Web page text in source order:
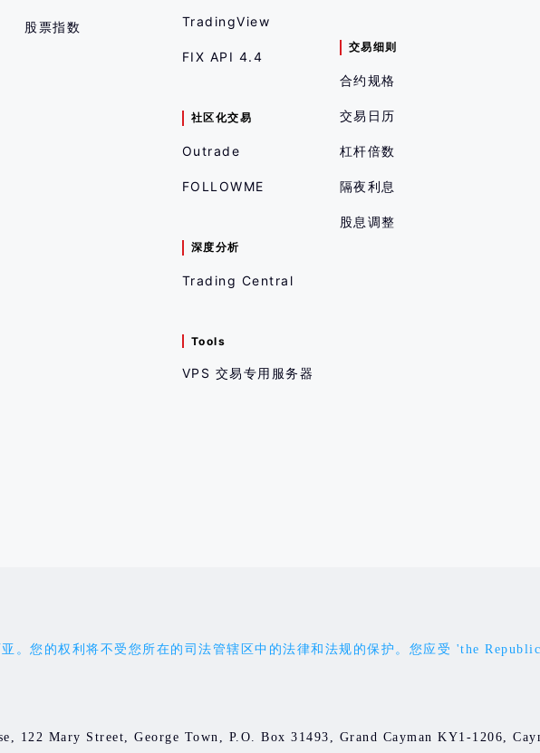
股票指数 TradingView
FIX API 4.4
社区化交易
Outrade
FOLLOWME
深度分析
Trading Central
Tools
VPS 交易专用服务器
交易细则
合约规格
交易日历
杠杆倍数
隔夜利息
股息调整
。您的权利将不受您所在的司法管辖区中的法律和法规的保护。您应受 'the
Mary Street, George Town, P.O. Box 31493, Grand Cayman KY1-1206,